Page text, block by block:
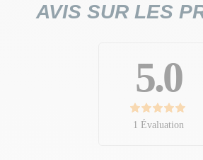
AVIS SUR LES
5.0
1 Évaluation